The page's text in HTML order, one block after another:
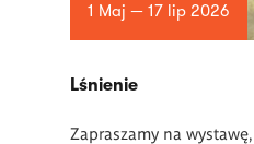
1 Maj — 17 lip 2026
Lśnienie
Zapraszamy na